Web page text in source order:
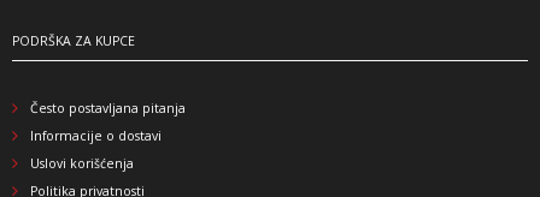
PODRŠKA ZA KUPCE
Često postavljana pitanja
Informacije o dostavi
Uslovi korišćenja
Politika privatnosti